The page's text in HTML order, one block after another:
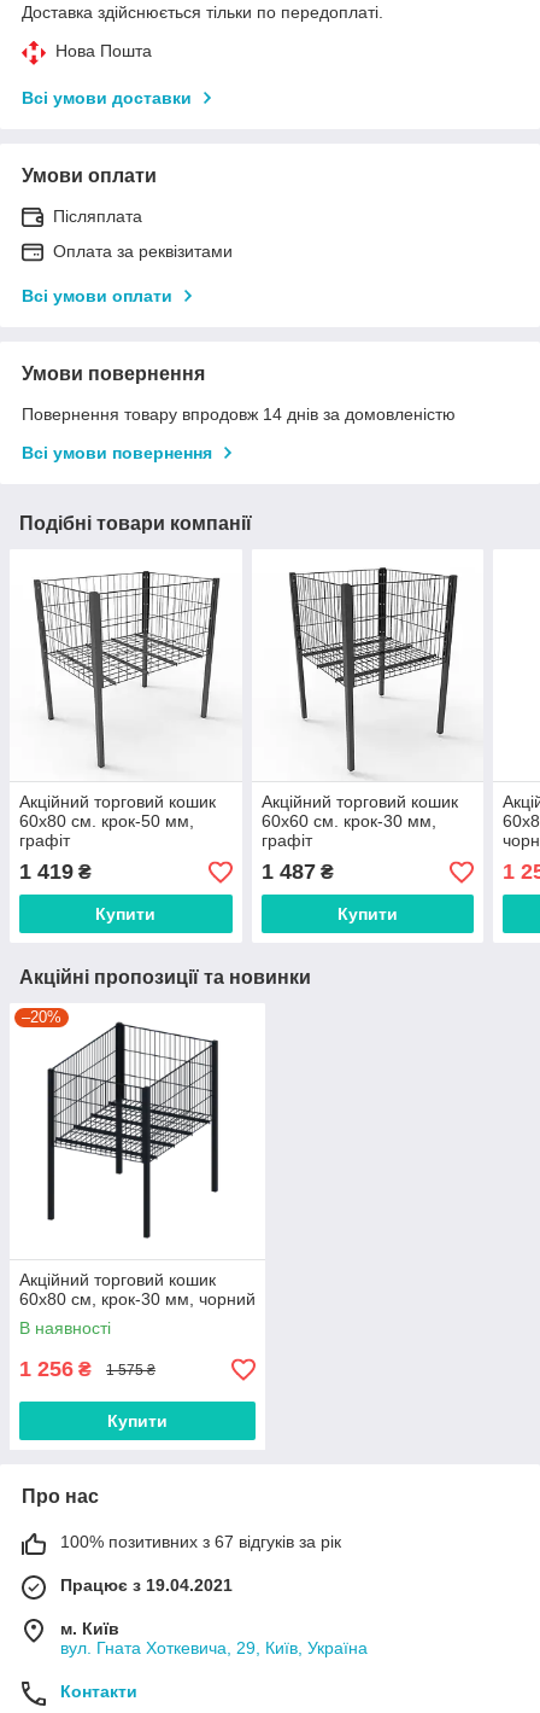
Доставка здійснюється тільки по передоплаті.
Нова Пошта
Всі умови доставки
Умови оплати
Післяплата
Оплата за реквізитами
Всі умови оплати
Умови повернення
Повернення товару впродовж 14 днів за домовленістю
Всі умови повернення
Подібні товари компанії
Акційний торговий кошик
60х80 см. крок-50 мм,
графіт
1 419 ₴
Купити
Акційний торговий кошик
60х60 см. крок-30 мм,
графіт
1 487₴
Купити
1
Акційні пропозиції та новинки
–20%
Акційний торговий кошик
60х80 см, крок-30 мм, чорний
В наявності
1 256 ₴ 1 575 ₴
Купити
Про нас
100% позитивних з 67 відгуків за рік
Працює з 19.04.2021
м. Київ
вул. Гната Хоткевича, 29, Київ, Україна
Контакти